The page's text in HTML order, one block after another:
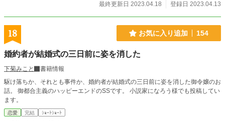
最終更新日 2023.04.18
登録日 2023.04.13
18 お気に入り追加 154
婚約者が結婚式の三日前に姿を消した
下菊みこと
書籍情報
駆け落ちか、それとも事件か、婚約者が結婚式の三日前に姿を消した御令嬢のお
話。 御都合主義のハッピーエンドのSSです。 小説家になろう様でも投稿してい
ます。
恋愛 完結 ｼｮｰﾄｼｮｰﾄ